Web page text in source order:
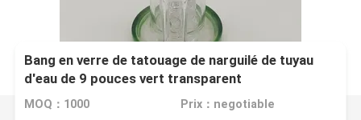
Bang en verre de tatouage de narguilé de tuyau
d'eau de 9 pouces vert transparent
MOQ：1000 Prix：negotiable